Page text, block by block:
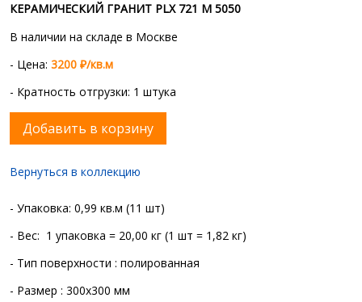
КЕРАМИЧЕСКИЙ ГРАНИТ PLX 721 M 5050
В наличии на складе в Москве
- Цена: 3200 ₽/кв.м
- Кратность отгрузки: 1 штука
Добавить в корзину
Вернуться в коллекцию
- Упаковка: 0,99 кв.м (11 шт)
- Вес: 1 упаковка = 20,00 кг (1 шт = 1,82 кг)
- Тип поверхности : полированная
- Размер : 300x300 мм